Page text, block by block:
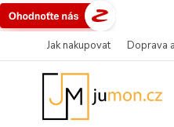
Jak nakupovat Doprava